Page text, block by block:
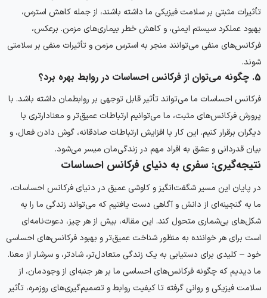
تأثیرات مثبتی بر سلامت فیزیکی ما داشته باشند، از جمله کاهش استرس،
بهبود عملکرد سیستم ایمنی، و کاهش خطر بیماری‌های مزمن. برعکس،
فرکانس‌های منفی می‌توانند منجر به استرس مزمن و تأثیرات منفی بر سلامتی
شوند.
5. چگونه می‌توان از فرکانس احساسات در روابط بهره برد؟
فرکانس احساسات ما می‌تواند تأثیر قابل توجهی بر روابطمان داشته باشد. با
پرورش فرکانس‌های مثبت، ما می‌توانیم ارتباطات عمیق‌تر و معنادارتری با
دیگران برقرار کنیم. این کار با افزایش ارتباطات صادقانه، گوش دادن فعال، و
بیان قدردانی و عشق به افراد مهم در زندگی‌مان میسر می‌شود.
نتیجه‌گیری: سفری به دنیای فرکانس احساسات
در پایان این مسیر شگفت‌انگیز و کاوشی عمیق در دنیای فرکانس احساسات،
ما به گنجینه‌ای از دانش و آگاهی دست یافتیم که می‌تواند زندگی ما را به
شکل‌های بی‌شماری متحول کند. این مقاله، بیش از هر چیز، دعوت‌نامه‌ای
است برای هر خواننده به منظور شناخت عمیق‌تر و بهبود فرکانس‌های احساسی
خود – کلیدی برای دستیابی به یک زندگی متعادل‌تر، شادتر، و سرشار از معنا.
ما دیدیم که چگونه فرکانس‌های احساسی ما بر هر جنبه‌ای از وجودمان، از
سلامت فیزیکی و روانی گرفته تا کیفیت روابط و تصمیم‌گیری‌های روزمره، تأثیر